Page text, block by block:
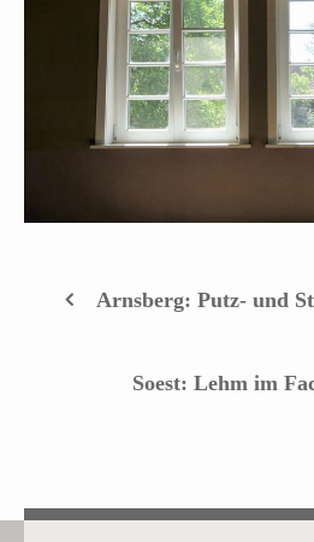
Arnsberg: Putz- und
Soest: Lehm im